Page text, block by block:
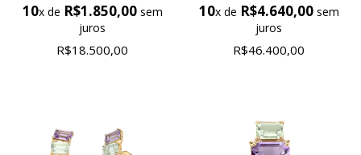
10x de R$1.850,00sem
juros
R$18.500,00
10x de R$4.640,00sem
juros
R$46.400,00